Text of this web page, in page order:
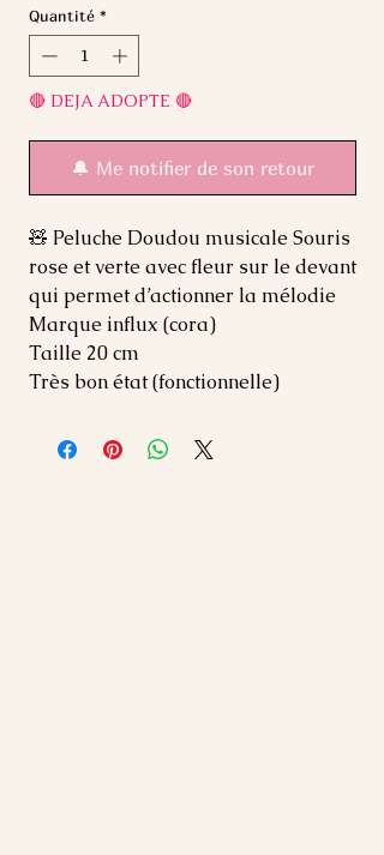
Quantité *
🔴 DEJA ADOPTE 🔴
🔔 Me notifier de son retour
🧸 Peluche Doudou musicale Souris
rose et verte avec fleur sur le devant
qui permet d’actionner la mélodie
Marque influx (cora)
Taille 20 cm
Très bon état (fonctionnelle)